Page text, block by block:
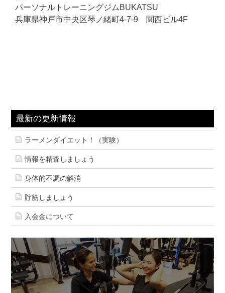
パーソナルトレーニングジムBUKATSU
兵庫県神戸市中央区琴ノ緒町4-7-9 関西ビル4F
最新の更新情報
ラーメンダイエット！（実験）
情報を精査しましょう
身体的不調の解消
貯筋しましょう
入会金について